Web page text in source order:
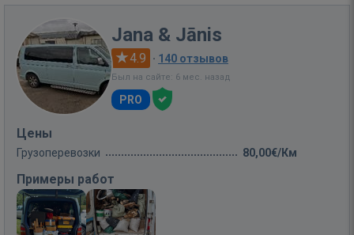
Jana & Jānis
4.9 · 140 отзывов
Был на сайте: 6 мес. назад
PRO
Цены
Грузоперевозки 80,00€/Км
Примеры работ